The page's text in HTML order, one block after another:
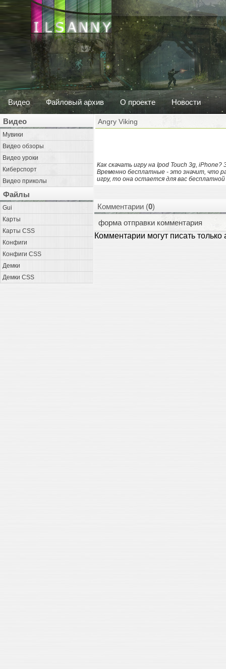
Видео Файловый архив О проекте Новости
Видео
Мувики
Видео обзоры
Видео уроки
Киберспорт
Видео приколы
Файлы
Gui
Карты
Карты CSS
Конфиги
Конфиги CSS
Демки
Демки CSS
Angry Viking
Как скачать игру на Ipod Touch 3g,
Временно бесплатные - это значит, что
игру, то она остается для вас бесплатной
Комментарии (0)
форма отправки комментария
Комментарии могут писать